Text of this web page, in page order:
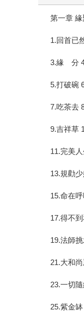
第一章
1.回首已
3.緣 分
5.打破碗
7.吃茶去
9.吉祥草
11.完美
13.規勸
15.命在
17.得不
19.法師
21.大和
23.一切
25.紫金